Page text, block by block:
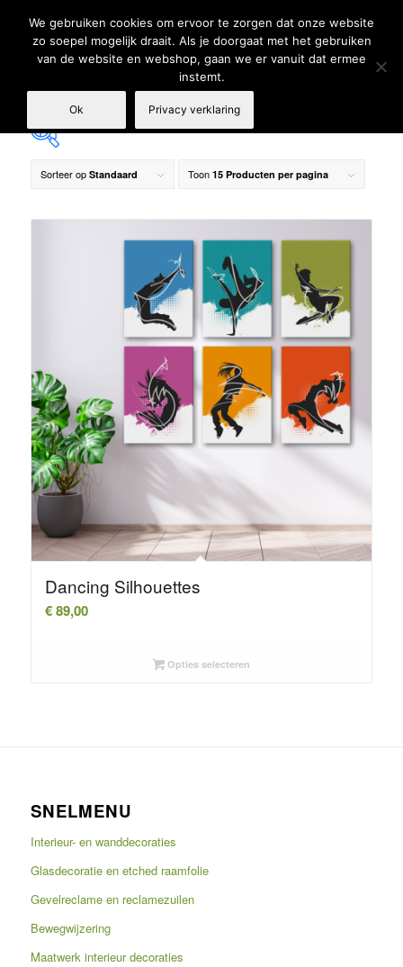
Sorteer op Standaard Toon 15 Producten per pagina
Dancing Silhouettes
€89,00
Opties selecteren
SNELMENU
Interieur- en wanddecoraties
Glasdecoratie en etched raamfolie
Gevelreclame en reclamezuilen
Bewegwijzering
Maatwerk interieur decoraties
We gebruiken cookies om ervoor te zorgen dat onze website
zo soepel mogelijk draait. Als je doorgaat met het gebruiken
van de website en webshop, gaan we er vanuit dat ermee
instemt.
Ok Privacy verklaring